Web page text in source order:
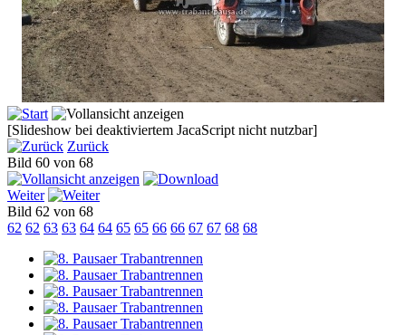
[Slideshow bei deaktiviertem JacaScript nicht nutzbar]
Zurück
Bild 60 von 68
Weiter
Bild 62 von 68
62 62 63 63 64 64 65 65 66 66 67 67 68 68